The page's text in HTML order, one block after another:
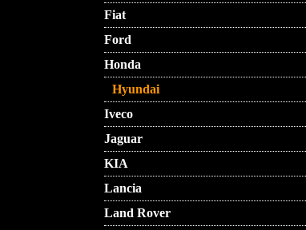
Fiat
Ford
Honda
Hyundai
Iveco
Jaguar
KIA
Lancia
Land Rover